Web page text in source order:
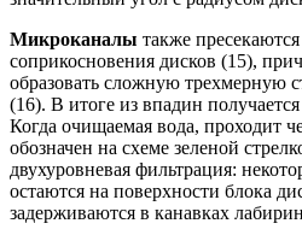
Микроканалы также
соприкосновения дисков (15),
образовать сложную трехмерную
(16). В итоге из впадин
Когда очищаемая вода, проходит
обозначен на схеме зеленой
двухуровневая фильтрация:
остаются на поверхности блока
задерживаются в канавках